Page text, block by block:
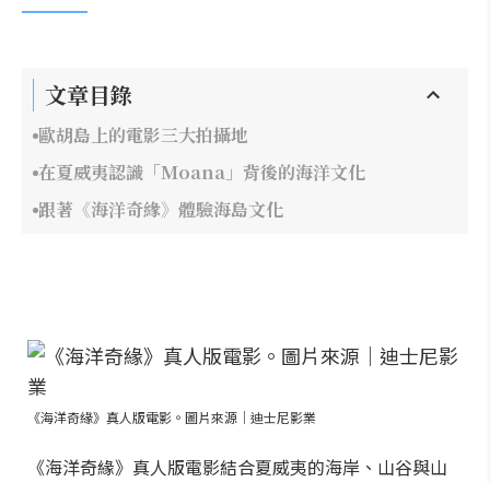
文章目錄
歐胡島上的電影三大拍攝地
在夏威夷認識「Moana」背後的海洋文化
跟著《海洋奇緣》體驗海島文化
《海洋奇緣》真人版電影。圖片來源｜迪士尼影業
《海洋奇緣》真人版電影結合夏威夷的海岸、山谷與山